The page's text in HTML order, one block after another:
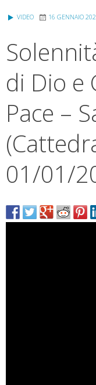
VIDEO 16 GENNAIO
di Dio e
Pace –
01/01/